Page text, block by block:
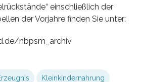
einschließlich der
der Vorjahre finden Sie unter:
nbpsm_archiv
Kleinkindernahrung